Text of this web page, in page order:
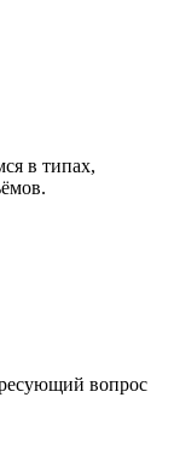
в типах,
вопрос